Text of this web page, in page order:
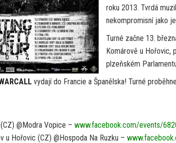
roku 2013. Tvrdá
nekompromisní jako
Turné začne 13.
Komárově u Hořovic,
plzeňském
vydají do Francie a Španělska! Turné
@Modra Vopice – www.facebook.com/events/
u Hořovic (CZ) @Hospoda Na Ruzku –